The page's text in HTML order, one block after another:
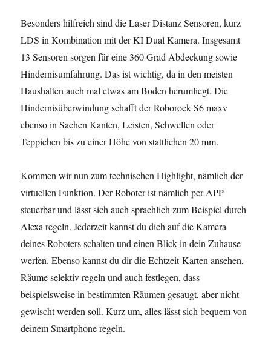
Besonders hilfreich sind die Laser Distanz Sensoren, kurz
LDS in Kombination mit der KI Dual Kamera. Insgesamt
13 Sensoren sorgen für eine 360 Grad Abdeckung sowie
Hindernisumfahrung. Das ist wichtig, da in den meisten
Haushalten auch mal etwas am Boden herumliegt. Die
Hindernisüberwindung schafft der Roborock S6 maxv
ebenso in Sachen Kanten, Leisten, Schwellen oder
Teppichen bis zu einer Höhe von stattlichen 20 mm.
Kommen wir nun zum technischen Highlight, nämlich der
virtuellen Funktion. Der Roboter ist nämlich per APP
steuerbar und lässt sich auch sprachlich zum Beispiel durch
Alexa regeln. Jederzeit kannst du dich auf die Kamera
deines Roboters schalten und einen Blick in dein Zuhause
werfen. Ebenso kannst du dir die Echtzeit-Karten ansehen,
Räume selektiv regeln und auch festlegen, dass
beispielsweise in bestimmten Räumen gesaugt, aber nicht
gewischt werden soll. Kurz um, alles lässt sich bequem von
deinem Smartphone regeln.